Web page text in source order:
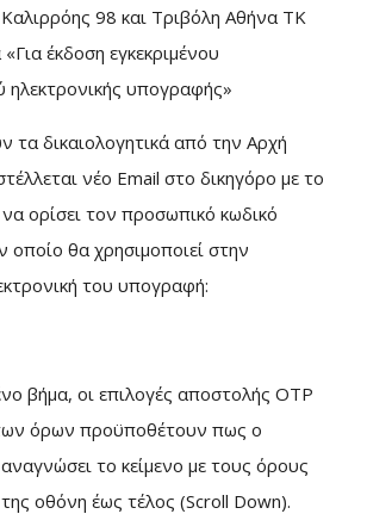
98 και Τριβόλη Αθήνα ΤΚ
έκδοση εγκεκριμένου
ηλεκτρονικής υπογραφής»
τα δικαιολογητικά από την Αρχή
νέο Email στο δικηγόρο με το
να ορίσει τον προσωπικό κωδικό
θα χρησιμοποιεί στην
του υπογραφή:
βήμα, οι επιλογές αποστολής OTP
όρων προϋποθέτουν πως ο
αναγνώσει το κείμενο με τους όρους
οθόνη έως τέλος (Scroll Down).